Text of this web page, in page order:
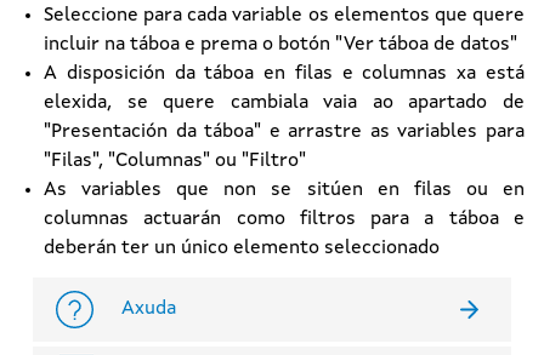
Seleccione para cada variable os elementos que quere
incluir na táboa e prema o botón "Ver táboa de datos"
A disposición da táboa en filas e columnas xa está
elexida, se quere cambiala vaia ao apartado de
"Presentación da táboa" e arrastre as variables para
"Filas", "Columnas" ou "Filtro"
As variables que non se sitúen en filas ou en
columnas actuarán como filtros para a táboa e
deberán ter un único elemento seleccionado
Axuda